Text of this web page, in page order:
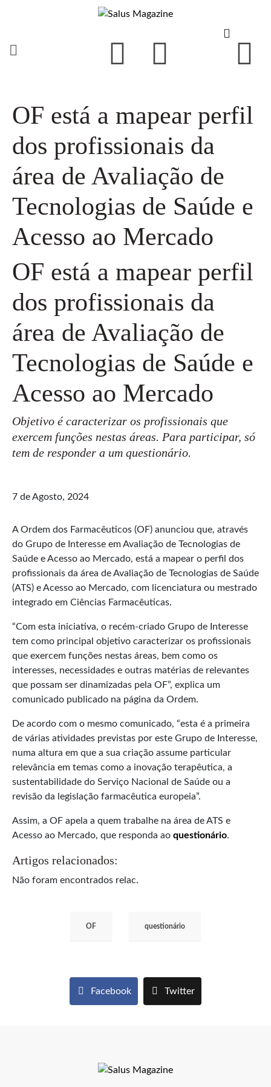
OF está a mapear perfil
dos profissionais da
área de Avaliação de
Tecnologias de Saúde e
Acesso ao Mercado
OF está a mapear perfil
dos profissionais da
área de Avaliação de
Tecnologias de Saúde e
Acesso ao Mercado
Objetivo é caracterizar os profissionais que
exercem funções nestas áreas. Para participar, só
tem de responder a um questionário.
7 de Agosto, 2024
A Ordem dos Farmacêuticos (OF) anunciou que, através
do Grupo de Interesse em Avaliação de Tecnologias de
Saúde e Acesso ao Mercado, está a mapear o perfil dos
profissionais da área de Avaliação de Tecnologias de Saúde
(ATS) e Acesso ao Mercado, com licenciatura ou mestrado
integrado em Ciências Farmacêuticas.
“Com esta iniciativa, o recém-criado Grupo de Interesse
tem como principal objetivo caracterizar os profissionais
que exercem funções nestas áreas, bem como os
interesses, necessidades e outras matérias de relevantes
que possam ser dinamizadas pela OF”, explica um
comunicado publicado na página da Ordem.
De acordo com o mesmo comunicado, “esta é a primeira
de várias atividades previstas por este Grupo de Interesse,
numa altura em que a sua criação assume particular
relevância em temas como a inovação terapêutica, a
sustentabilidade do Serviço Nacional de Saúde ou a
revisão da legislação farmacêutica europeia”.
Assim, a OF apela a quem trabalhe na área de ATS e
Acesso ao Mercado, que responda ao questionário.
Artigos relacionados:
Não foram encontrados relac.
OF questionário
Facebook Twitter